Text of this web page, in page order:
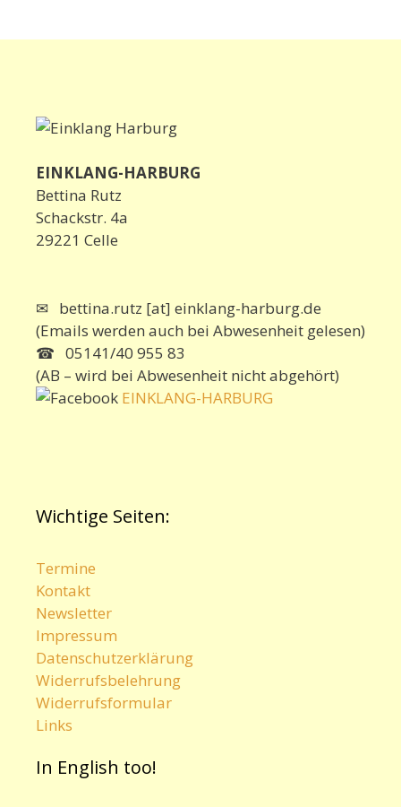
EINKLANG-HARBURG
Bettina Rutz
Schackstr. 4a
29221 Celle
✉ bettina.rutz [at] einklang-harburg.de
(Emails werden auch bei Abwesenheit gelesen)
☎ 05141/40 955 83
(AB – wird bei Abwesenheit nicht abgehört)
EINKLANG-HARBURG
Wichtige Seiten:
Termine
Kontakt
Newsletter
Impressum
Datenschutzerklärung
Widerrufsbelehrung
Widerrufsformular
Links
In English too!